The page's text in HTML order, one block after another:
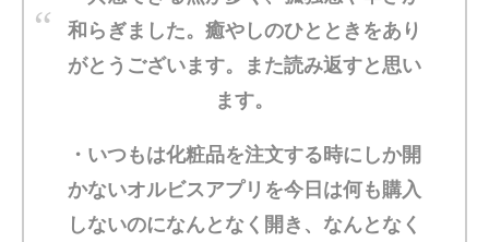
和らぎました。癒やしのひとときをあり
がとうございます。また読み返すと思い
ます。
・いつもは化粧品を注文する時にしか開
かないオルビスアプリを今日は何も購入
しないのになんとなく開き、なんとなく